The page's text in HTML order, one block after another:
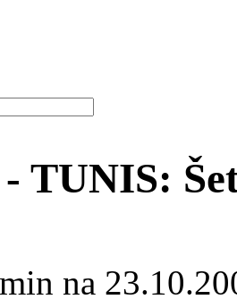
- TUNIS:
na